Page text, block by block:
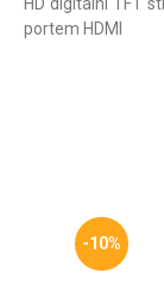
portem HDMI
-10%